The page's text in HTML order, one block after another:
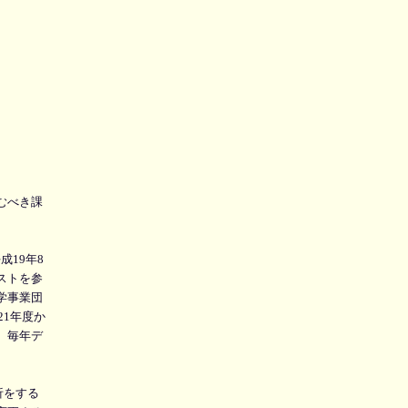
べき課
成19年8
トを参
事業団
年度か
毎年デ
する